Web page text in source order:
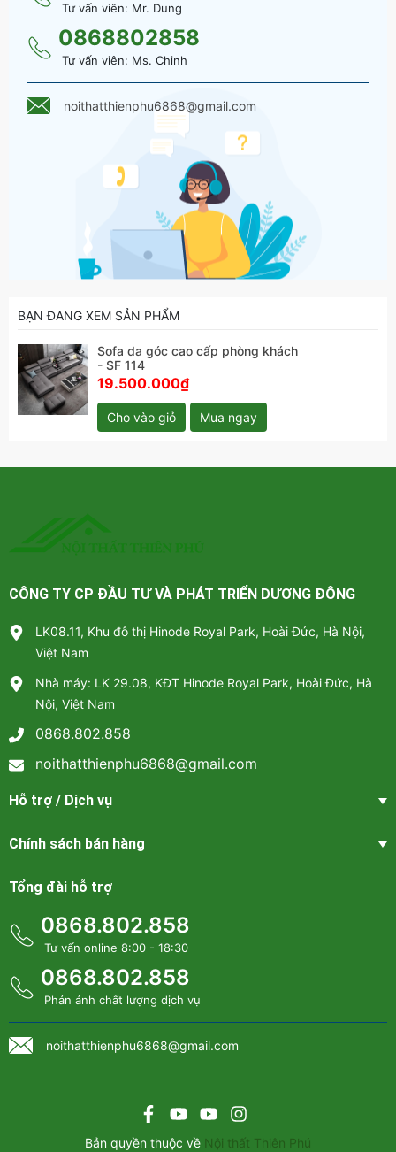
Sofa da góc cao cấp phòng khách - SF 114
Tư vấn viên: Mr. Dung
0868802858
Tư vấn viên: Ms. Chinh
noithatthienphu6868@gmail.com
BẠN ĐANG XEM SẢN PHẨM
Sofa da góc cao cấp phòng khách
- SF 114
19.500.000₫
Cho vào giỏ Mua ngay
CÔNG TY CP ĐẦU TƯ VÀ PHÁT TRIỂN DƯƠNG ĐÔNG
LK08.11, Khu đô thị Hinode Royal Park, Hoài Đức, Hà Nội,
Việt Nam
Nhà máy: LK 29.08, KĐT Hinode Royal Park, Hoài Đức, Hà
Nội, Việt Nam
0868.802.858
noithatthienphu6868@gmail.com
Hỗ trợ / Dịch vụ
Chính sách bán hàng
Tổng đài hỗ trợ
0868.802.858
Tư vấn online 8:00 - 18:30
0868.802.858
Phản ánh chất lượng dịch vụ
noithatthienphu6868@gmail.com
Bản quyền thuộc về Nội thất Thiên Phú